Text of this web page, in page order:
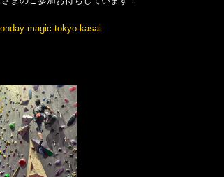
magic-tokyo-kasai